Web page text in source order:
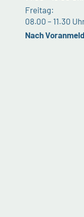
Freitag:
08.00 – 11.30
Nach